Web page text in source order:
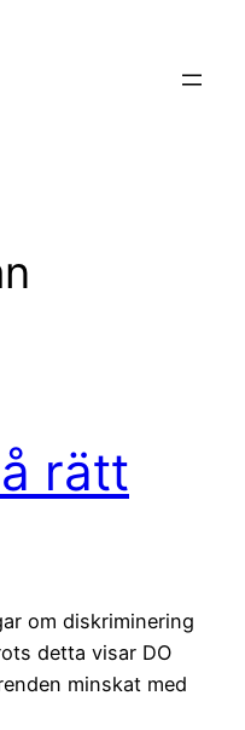
rätt
om diskriminering
detta visar DO
minskat med